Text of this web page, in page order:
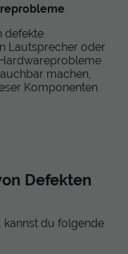
defekte
Lautsprecher oder
machen,
Komponenten
Defekten
kannst du folgende